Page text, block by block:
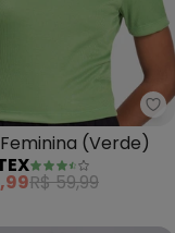
(Listrada
(Verde)
R$ 59,99